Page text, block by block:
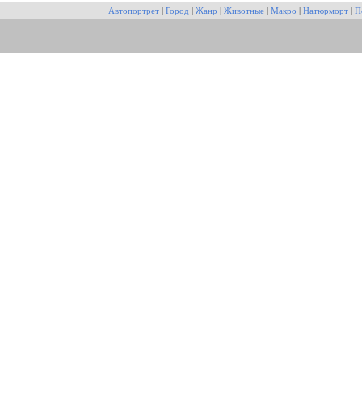
Автопортрет Город Жанр Животные Макро Натюрморт